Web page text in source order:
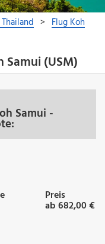
Samui (USM)
Samui -
Preis
ab 682,00 €